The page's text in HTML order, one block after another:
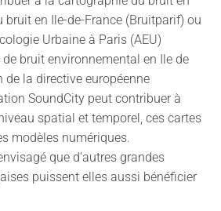
bruit en Ile-de-France (Bruitparif) ou
Urbaine à Paris (AEU)
bruit environnemental en Ile de
de la directive européenne
SoundCity peut contribuer à
spatial et temporel, ces cartes
modèles numériques.
que d'autres grandes
puissent elles aussi bénéficier